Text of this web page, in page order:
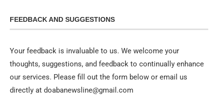
FEEDBACK AND SUGGESTIONS
Your feedback is invaluable to us. We welcome your
thoughts, suggestions, and feedback to continually enhance
our services. Please fill out the form below or email us
directly at doabanewsline@gmail.com